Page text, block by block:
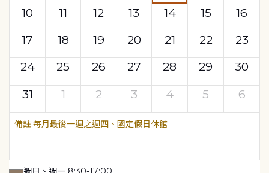
10
11 12 13 14 15
16
17
18 19 20 21 22
23
24
25 26 27 28 29
30
31
1 2 3 4 5 6
每月最後一週之週四、國定假日休館